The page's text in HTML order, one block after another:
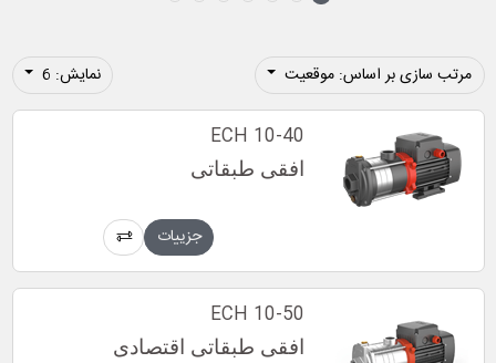
مرتب سازی بر اساس: موقعیت نمایش: 6
ECH 10-40
افقی طبقاتی
جزییات
ECH 10-50
افقی طبقاتی اقتصادی